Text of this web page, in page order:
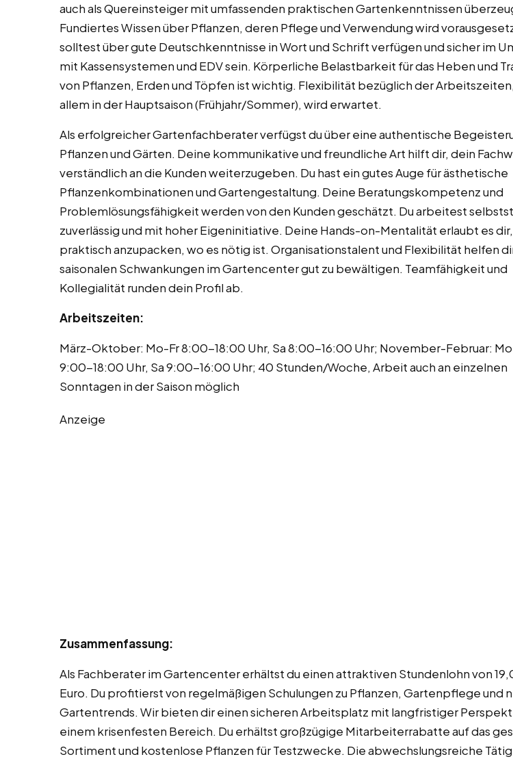
auch als Quereinsteiger mit umfassenden praktischen Gartenkenntnissen
Fundiertes Wissen über Pflanzen, deren Pflege und Verwendung wird
solltest über gute Deutschkenntnisse in Wort und Schrift verfügen und sicher im
mit Kassensystemen und EDV sein. Körperliche Belastbarkeit für das Heben und
von Pflanzen, Erden und Töpfen ist wichtig. Flexibilität bezüglich der
allem in der Hauptsaison (Frühjahr/Sommer), wird erwartet.
Als erfolgreicher Gartenfachberater verfügst du über eine authentische
Pflanzen und Gärten. Deine kommunikative und freundliche Art hilft dir, dein
verständlich an die Kunden weiterzugeben. Du hast ein gutes Auge für ästhetische
Pflanzenkombinationen und Gartengestaltung. Deine Beratungskompetenz und
Problemlösungsfähigkeit werden von den Kunden geschätzt. Du arbeitest
zuverlässig und mit hoher Eigeninitiative. Deine Hands-on-Mentalität erlaubt es dir,
praktisch anzupacken, wo es nötig ist. Organisationstalent und Flexibilität helfen
saisonalen Schwankungen im Gartencenter gut zu bewältigen. Teamfähigkeit und
Kollegialität runden dein Profil ab.
Arbeitszeiten:
März-Oktober: Mo-Fr 8:00-18:00 Uhr, Sa 8:00-16:00 Uhr; November-Februar:
9:00-18:00 Uhr, Sa 9:00-16:00 Uhr; 40 Stunden/Woche, Arbeit auch an einzelnen
Sonntagen in der Saison möglich
Anzeige
Zusammenfassung:
Als Fachberater im Gartencenter erhältst du einen attraktiven Stundenlohn von
Euro. Du profitierst von regelmäßigen Schulungen zu Pflanzen, Gartenpflege und
Gartentrends. Wir bieten dir einen sicheren Arbeitsplatz mit langfristiger
einem krisenfesten Bereich. Du erhältst großzügige Mitarbeiterrabatte auf das
Sortiment und kostenlose Pflanzen für Testzwecke. Die abwechslungsreiche